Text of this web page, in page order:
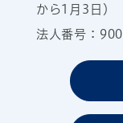
から1月3日）
法人番号：